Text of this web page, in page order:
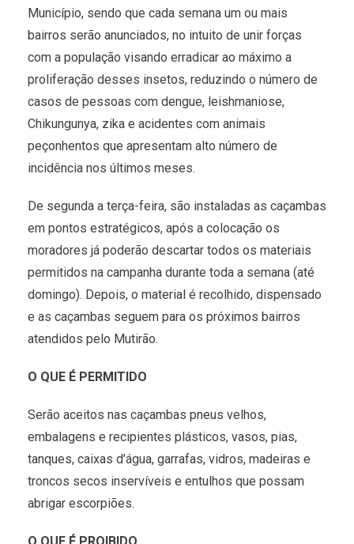
Município, sendo que cada semana um ou mais
bairros serão anunciados, no intuito de unir forças
com a população visando erradicar ao máximo a
proliferação desses insetos, reduzindo o número de
casos de pessoas com dengue, leishmaniose,
Chikungunya, zika e acidentes com animais
peçonhentos que apresentam alto número de
incidência nos últimos meses.
De segunda a terça-feira, são instaladas as caçambas
em pontos estratégicos, após a colocação os
moradores já poderão descartar todos os materiais
permitidos na campanha durante toda a semana (até
domingo). Depois, o material é recolhido, dispensado
e as caçambas seguem para os próximos bairros
atendidos pelo Mutirão.
O QUE É PERMITIDO
Serão aceitos nas caçambas pneus velhos,
embalagens e recipientes plásticos, vasos, pias,
tanques, caixas d’água, garrafas, vidros, madeiras e
troncos secos inservíveis e entulhos que possam
abrigar escorpiões.